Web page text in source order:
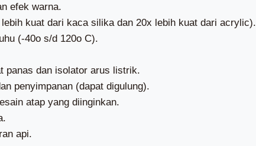
efek warna.
kuat dari kaca silika dan 20x lebih kuat dari acrylic).
(-40o s/d 120o C).
panas dan isolator arus listrik.
penyimpanan (dapat digulung).
atap yang diinginkan.
api.